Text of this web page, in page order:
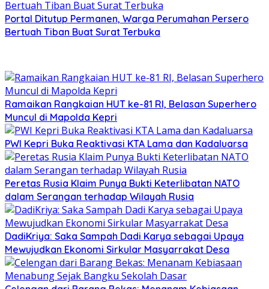
Portal Ditutup Permanen, Warga Perumahan Persero
Bertuah Tiban Buat Surat Terbuka
Ramaikan Rangkaian HUT ke-81 RI, Belasan Superhero
Muncul di Mapolda Kepri
PWI Kepri Buka Reaktivasi KTA Lama dan Kadaluarsa
Peretas Rusia Klaim Punya Bukti Keterlibatan NATO
dalam Serangan terhadap Wilayah Rusia
DadiKriya: Saka Sampah Dadi Karya sebagai Upaya
Mewujudkan Ekonomi Sirkular Masyarrakat Desa